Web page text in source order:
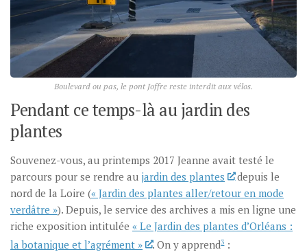
Boulevard ou pas, le pont Joffre reste interdit aux vélos.
Pendant ce temps-là au jardin des
plantes
Souvenez-vous, au printemps 2017 Jeanne avait testé le
parcours pour se rendre au jardin des plantes
depuis le
nord de la Loire (« Jardin des plantes aller/retour en mode
verdâtre »). Depuis, le service des archives a mis en ligne une
riche exposition intitulée « Le Jardin des plantes d’Orléans :
la botanique et l’agrément »
. On y apprend3: